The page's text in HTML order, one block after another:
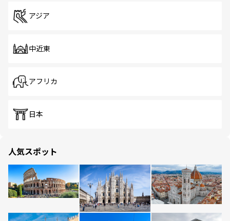
アジア
中近東
アフリカ
日本
人気スポット